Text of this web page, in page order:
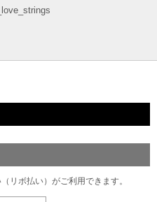
リボ払い）がご利用できます。